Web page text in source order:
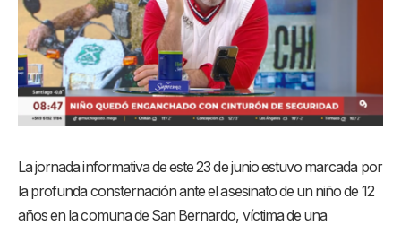
La jornada informativa de este 23 de junio estuvo marcada por
la profunda consternación ante el asesinato de un niño de 12
años en la comuna de San Bernardo, víctima de una